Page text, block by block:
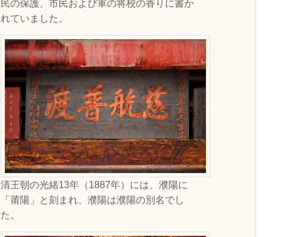
民の保護、市民および軍の将校の香りに書か
れていました。
清王朝の光緒13年（1887年）には、濮陽に
「莆陽」と刻まれ、濮陽は濮陽の別名でし
た。